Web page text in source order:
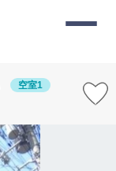
空室1